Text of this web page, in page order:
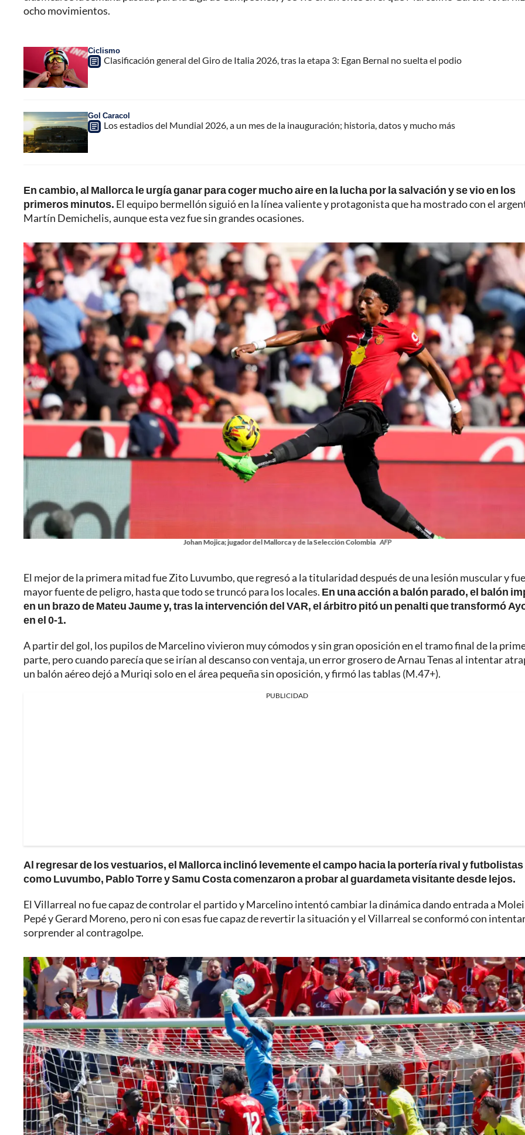
ocho movimientos.
Ciclismo
Clasificación general del Giro de Italia 2026, tras la etapa 3: Egan Bernal no suelta el podio
Gol Caracol
Los estadios del Mundial 2026, a un mes de la inauguración; historia, datos y mucho más
En cambio, al Mallorca le urgía ganar para coger mucho aire en la lucha por la salvación y se vio en los
primeros minutos. El equipo bermellón siguió en la línea valiente y protagonista que ha mostrado con el
Martín Demichelis, aunque esta vez fue sin grandes ocasiones.
Johan Mojica; jugador del Mallorca y de la Selección Colombia AFP
El mejor de la primera mitad fue Zito Luvumbo, que regresó a la titularidad después de una lesión muscular y
mayor fuente de peligro, hasta que todo se truncó para los locales. En una acción a balón parado, el balón
en un brazo de Mateu Jaume y, tras la intervención del VAR, el árbitro pitó un penalti que transformó
en el 0-1.
A partir del gol, los pupilos de Marcelino vivieron muy cómodos y sin gran oposición en el tramo final de la
parte, pero cuando parecía que se irían al descanso con ventaja, un error grosero de Arnau Tenas al intentar
un balón aéreo dejó a Muriqi solo en el área pequeña sin oposición, y firmó las tablas (M.47+).
PUBLICIDAD
Al regresar de los vestuarios, el Mallorca inclinó levemente el campo hacia la portería rival y futbolistas
como Luvumbo, Pablo Torre y Samu Costa comenzaron a probar al guardameta visitante desde lejos.
El Villarreal no fue capaz de controlar el partido y Marcelino intentó cambiar la dinámica dando entrada a
Pepé y Gerard Moreno, pero ni con esas fue capaz de revertir la situación y el Villarreal se conformó con
sorprender al contragolpe.